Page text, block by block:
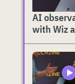
AI
with Wiz